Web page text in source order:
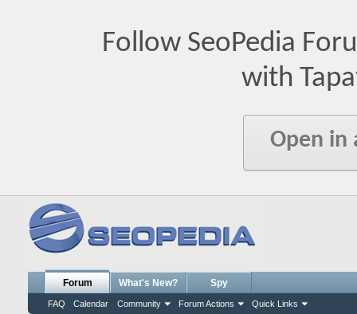
Follow SeoPedia
with
Open in
Forum
FAQ Calendar Community Forum Actions Quick Links
What's New? Spy